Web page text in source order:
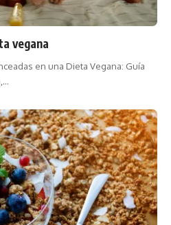
vegana
en una Dieta Vegana: Guía